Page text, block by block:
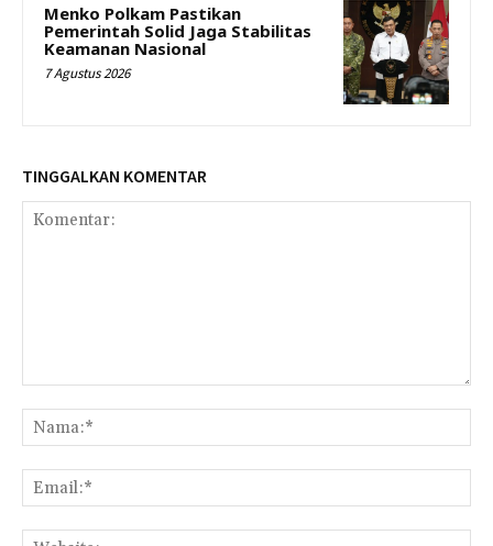
Menko Polkam Pastikan
Pemerintah Solid Jaga Stabilitas
Keamanan Nasional
7 Agustus 2026
TINGGALKAN KOMENTAR